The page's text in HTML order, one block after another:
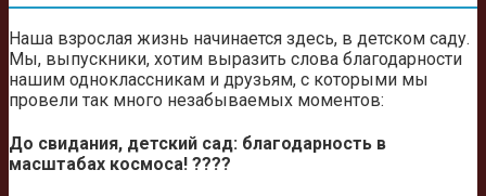
Наша взрослая жизнь начинается здесь, в детском саду.
Мы, выпускники, хотим выразить слова благодарности
нашим одноклассникам и друзьям, с которыми мы
провели так много незабываемых моментов:
До свидания, детский сад: благодарность в
масштабах космоса! ????